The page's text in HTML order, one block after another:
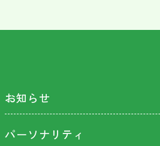
お知らせ
パーソナリティ